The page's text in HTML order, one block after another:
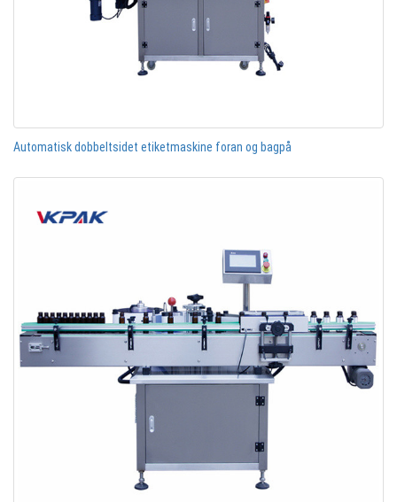
Automatisk dobbeltsidet etiketmaskine foran og bagpå